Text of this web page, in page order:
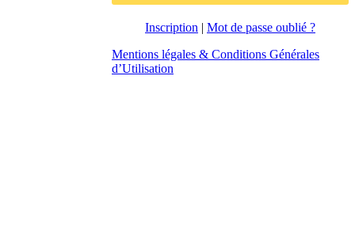
Inscription | Mot de passe oublié ?
Mentions légales & Conditions Générales
d’Utilisation